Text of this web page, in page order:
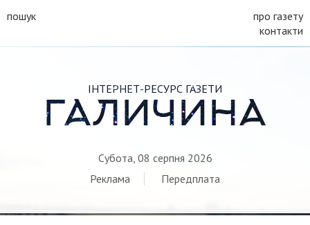
пошук
про газету
контакти
ІНТЕРНЕТ-РЕСУРС ГАЗЕТИ
ГАЛИЧИНА
Субота, 08 серпня 2026
Реклама
Передплата